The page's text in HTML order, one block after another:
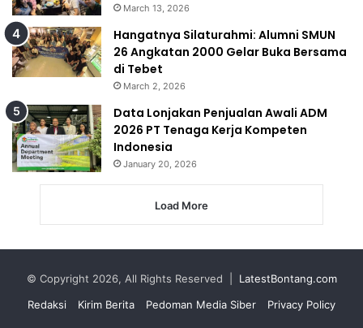
March 13, 2026
Hangatnya Silaturahmi: Alumni SMUN
26 Angkatan 2000 Gelar Buka Bersama
di Tebet
March 2, 2026
Data Lonjakan Penjualan Awali ADM
2026 PT Tenaga Kerja Kompeten
Indonesia
January 20, 2026
Load More
© Copyright 2026, All Rights Reserved | LatestBontang.com
Redaksi
Kirim Berita Pedoman Media Siber Privacy Policy